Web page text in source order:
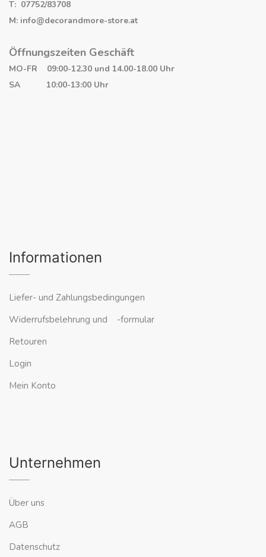
T: 07752/83708
M: info@decorandmore-store.at
Öffnungszeiten Geschäft
MO-FR 09:00-12.30 und 14.00-18.00 Uhr
SA 10:00-13:00 Uhr
Informationen
Liefer- und Zahlungsbedingungen
Widerrufsbelehrung und -formular
Retouren
Login
Mein Konto
Unternehmen
Über uns
AGB
Datenschutz